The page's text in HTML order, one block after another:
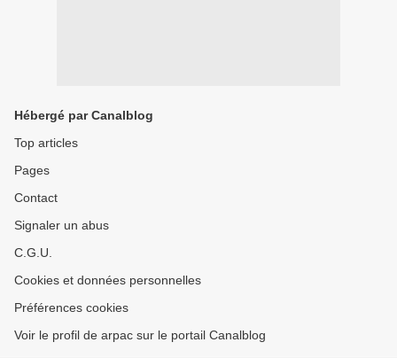
Hébergé par Canalblog
Top articles
Pages
Contact
Signaler un abus
C.G.U.
Cookies et données personnelles
Préférences cookies
Voir le profil de arpac sur le portail Canalblog